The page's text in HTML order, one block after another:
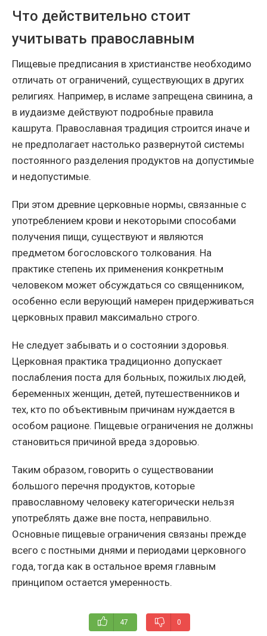
Что действительно стоит
учитывать православным
Пищевые предписания в христианстве необходимо
отличать от ограничений, существующих в других
религиях. Например, в исламе запрещена свинина, а
в иудаизме действуют подробные правила
кашрута. Православная традиция строится иначе и
не предполагает настолько развернутой системы
постоянного разделения продуктов на допустимые
и недопустимые.
При этом древние церковные нормы, связанные с
употреблением крови и некоторыми способами
получения пищи, существуют и являются
предметом богословского толкования. На
практике степень их применения конкретным
человеком может обсуждаться со священником,
особенно если верующий намерен придерживаться
церковных правил максимально строго.
Не следует забывать и о состоянии здоровья.
Церковная практика традиционно допускает
послабления поста для больных, пожилых людей,
беременных женщин, детей, путешественников и
тех, кто по объективным причинам нуждается в
особом рационе. Пищевые ограничения не должны
становиться причиной вреда здоровью.
Таким образом, говорить о существовании
большого перечня продуктов, которые
православному человеку категорически нельзя
употреблять даже вне поста, неправильно.
Основные пищевые ограничения связаны прежде
всего с постными днями и периодами церковного
года, тогда как в остальное время главным
принципом остается умеренность.
47 0